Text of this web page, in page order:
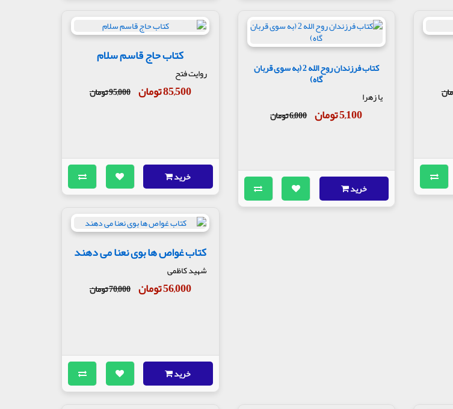
کتاب فرزندان روح الله 2 (به سوی قربان
گاه)
یا زهرا
5,100 تومان 6,000 تومان
خرید
کتاب حاج قاسم سلام
روایت فتح
85,500 تومان 95,000 تومان
خرید
کتاب غواص ها بوی نعنا می دهند
شهید کاظمی
56,000 تومان 70,000 تومان
خرید